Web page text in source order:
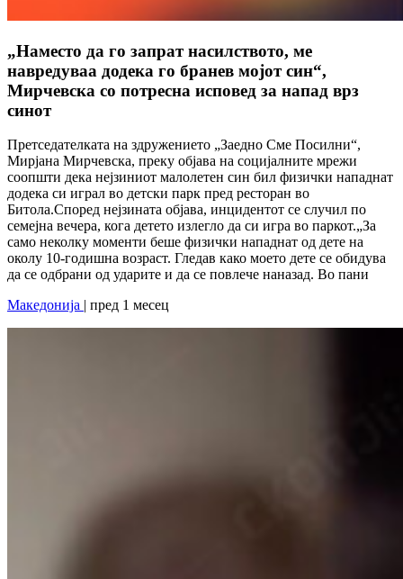
„Наместо да го запрат насилството, ме
навредуваа додека го бранев мојот син“,
Мирчевска со потресна исповед за напад врз
синот
Претседателката на здружението „Заедно Сме Посилни“,
Мирјана Мирчевска, преку објава на социјалните мрежи
соопшти дека нејзиниот малолетен син бил физички нападнат
додека си играл во детски парк пред ресторан во
Битола.Според нејзината објава, инцидентот се случил по
семејна вечера, кога детето излегло да си игра во паркот.„За
само неколку моменти беше физички нападнат од дете на
околу 10-годишна возраст. Гледав како моето дете се обидува
да се одбрани од ударите и да се повлече наназад. Во пани
Македонија | пред 1 месец